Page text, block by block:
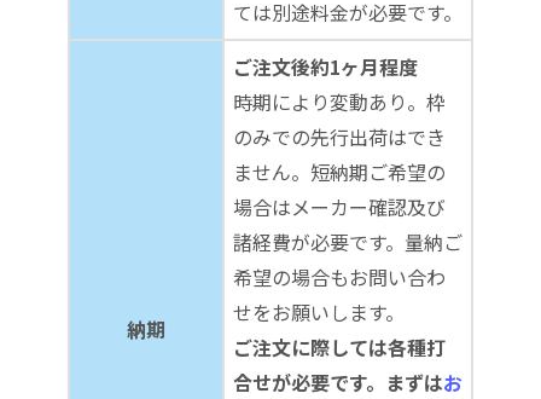
ては別途料金が必要です。
納期
ご注文後約1ヶ月程度
時期により変動あり。枠
のみでの先行出荷はでき
ません。短納期ご希望の
場合はメーカー確認及び
諸経費が必要です。量納ご
希望の場合もお問い合わ
せをお願いします。
ご注文に際しては各種打
合せが必要です。まずはお